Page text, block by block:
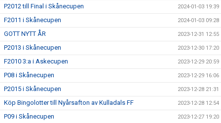
P2012 till Final i Skånecupen 2024-01-03 19:39
F2011 i Skånecupen 2024-01-03 09:28
GOTT NYTT ÅR 2023-12-31 12:55
P2013 i Skånecupen 2023-12-30 17:20
F2010 3:a i Askecupen 2023-12-29 20:59
P08 i Skånecupen 2023-12-29 16:06
P2015 i Skånecupen 2023-12-28 21:31
Köp Bingolotter till Nyårsafton av Kulladals FF 2023-12-28 12:54
P09 i Skånecupen 2023-12-27 19:20